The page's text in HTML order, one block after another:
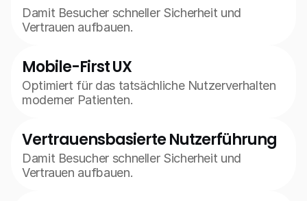
Damit Besucher schneller Sicherheit und
Vertrauen aufbauen.
Mobile-First UX
Optimiert für das tatsächliche Nutzerverhalten
moderner Patienten.
Vertrauensbasierte Nutzerführung
Damit Besucher schneller Sicherheit und
Vertrauen aufbauen.